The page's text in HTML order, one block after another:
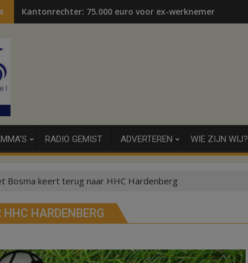
Kantonrechter: 75.000 euro voor ex-werknemers
RADIO GEMIST ADVERTEREN WIE ZIJN WIJ?
Bosma keert terug naar HHC Hardenberg
HARDENBERG